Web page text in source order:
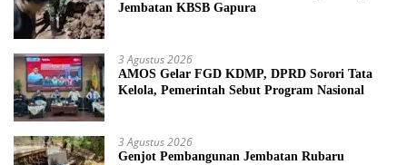
Jembatan KBSB Gapura
3 Agustus 2026
AMOS Gelar FGD KDMP, DPRD Sorori Tata
Kelola, Pemerintah Sebut Program Nasional
3 Agustus 2026
Genjot Pembangunan Jembatan Rubaru